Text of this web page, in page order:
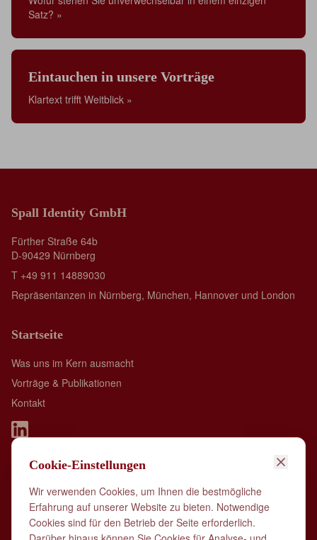
Cookie-Einstellungen
Wir verwenden Cookies, um Ihnen die bestmögliche
Erfahrung auf unserer Website zu bieten. Notwendige
Cookies sind für den Betrieb der Seite erforderlich.
Satz? »
Eintauchen in unsere Vorträge
Klartext trifft Weitblick »
Spall Identity GmbH
Fürther Straße 64b
D-90429 Nürnberg
T +49 911 14889030
Repräsentanzen in Nürnberg, München, Hannover und London
Startseite
Was uns im Kern ausmacht
Vorträge & Publikationen
Kontakt
Spall Identity is member of: